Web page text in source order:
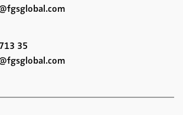
35